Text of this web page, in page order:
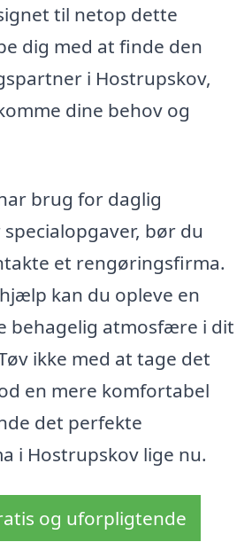
til netop dette
dig med at finde den
i Hostrupskov,
dine behov og
brug for daglig
bør du
et rengøringsfirma.
kan du opleve en
behagelig atmosfære i dit
ikke med at tage det
en mere komfortabel
det perfekte
i Hostrupskov lige nu.
og uforpligtende